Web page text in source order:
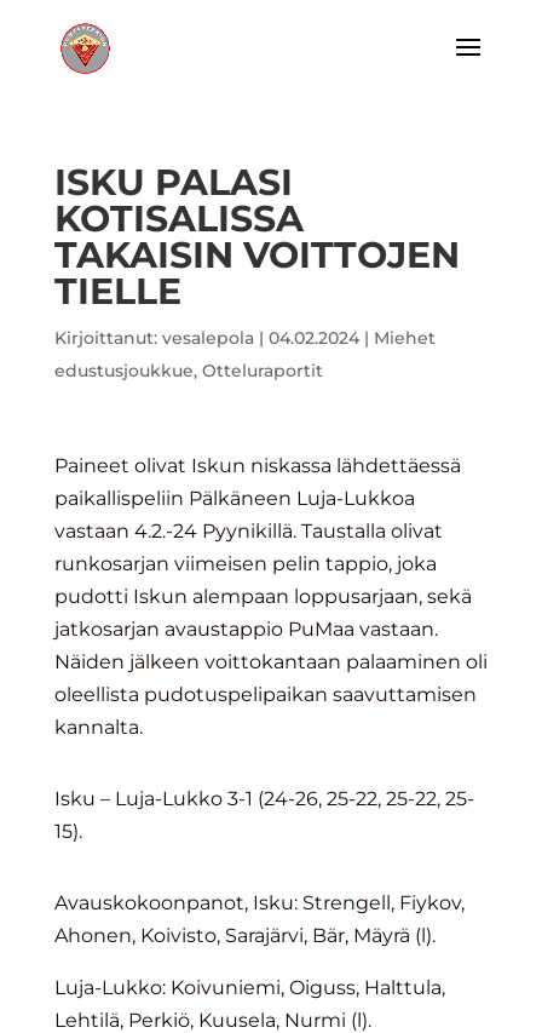
ISKU PALASI
KOTISALISSA
TAKAISIN VOITTOJEN
TIELLE
Kirjoittanut: vesalepola| 04.02.2024| Miehet
edustusjoukkue, Otteluraportit
Paineet olivat Iskun niskassa lähdettäessä
paikallispeliin Pälkäneen Luja-Lukkoa
vastaan 4.2.-24 Pyynikillä. Taustalla olivat
runkosarjan viimeisen pelin tappio, joka
pudotti Iskun alempaan loppusarjaan, sekä
jatkosarjan avaustappio PuMaa vastaan.
Näiden jälkeen voittokantaan palaaminen oli
oleellista pudotuspelipaikan saavuttamisen
kannalta.
Isku – Luja-Lukko 3-1 (24-26, 25-22, 25-22, 25-
15).
Avauskokoonpanot, Isku: Strengell, Fiykov,
Ahonen, Koivisto, Sarajärvi, Bär, Mäyrä (l).
Luja-Lukko: Koivuniemi, Oiguss, Halttula,
Lehtilä, Perkiö, Kuusela, Nurmi (l).